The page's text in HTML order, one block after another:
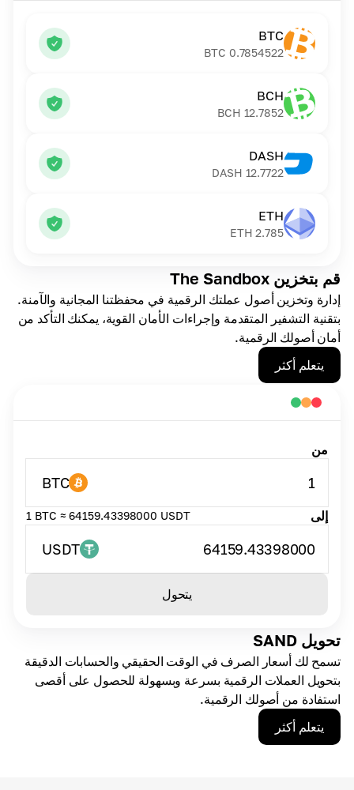
قم بتخزين The Sandbox
إدارة وتخزين أصول عملتك الرقمية في محفظتنا المجانية والآمنة.
بتقنية التشفير المتقدمة وإجراءات الأمان القوية، يمكنك التأكد من
أمان أصولك الرقمية.
يتعلم أكثر
BTC
0.7854522
BTC
BCH
12.7852
BCH
DASH
12.7722
DASH
ETH
2.785
ETH
تحويل SAND
تسمح لك أسعار الصرف في الوقت الحقيقي والحسابات الدقيقة
بتحويل العملات الرقمية بسرعة وبسهولة للحصول على أقصى
استفادة من أصولك الرقمية.
يتعلم أكثر
من
1
BTC
إلى 1 BTC ≈ 64159.43398000 USDT
64159.43398000
USDT
يتحول